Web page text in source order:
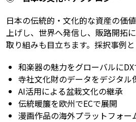
日本の伝統的・文化的な資産の価
上げし、世界へ発信し、販路開拓
取り組みも目立ちます。採択事例
和楽器の魅力をグローバルに
寺社文化財のデータをデジタル
AI活用による盆栽文化の継承
伝統暖簾を欧州でECで展開
漫画作品の海外プラットフォー